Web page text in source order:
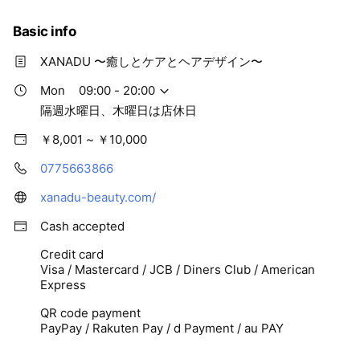
Basic info
XANADU 〜癒しとケアとヘアデザイン〜
Mon
09:00 - 20:00
隔週水曜日、木曜日は店休日
￥8,001 ~ ￥10,000
0775663866
xanadu-beauty.com/
Cash accepted
Credit card
Visa / Mastercard / JCB / Diners Club / American
Express
QR code payment
PayPay / Rakuten Pay / d Payment / au PAY